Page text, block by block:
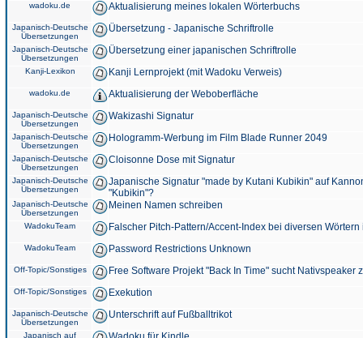
wadoku.de Aktualisierung meines lokalen Wörterbuchs
Japanisch-Deutsche
Übersetzungen
Übersetzung - Japanische Schriftrolle
Japanisch-Deutsche
Übersetzungen
Übersetzung einer japanischen Schriftrolle
Kanji-Lexikon Kanji Lernprojekt (mit Wadoku Verweis)
wadoku.de Aktualisierung der Weboberfläche
Japanisch-Deutsche
Übersetzungen
Wakizashi Signatur
Japanisch-Deutsche
Übersetzungen
Hologramm-Werbung im Film Blade Runner 2049
Japanisch-Deutsche
Übersetzungen
Cloisonne Dose mit Signatur
Japanisch-Deutsche
Übersetzungen
Japanische Signatur "made by Kutani Kubikin" auf
"Kubikin"?
Japanisch-Deutsche
Übersetzungen
Meinen Namen schreiben
WadokuTeam Falscher Pitch-Pattern/Accent-Index bei diversen
WadokuTeam Password Restrictions Unknown
Off-Topic/Sonstiges Free Software Projekt "Back In Time" sucht Nativspeaker
Off-Topic/Sonstiges Exekution
Japanisch-Deutsche
Übersetzungen
Unterschrift auf Fußballtrikot
Japanisch auf